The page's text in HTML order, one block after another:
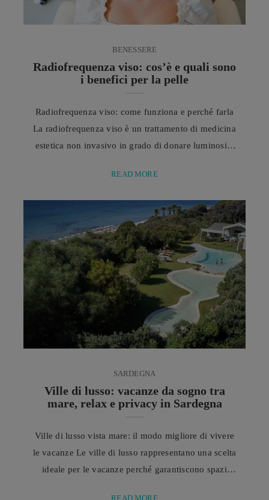
BENESSERE
Radiofrequenza viso: cos’è e quali sono
i benefici per la pelle
Radiofrequenza viso: come funziona e perché farla
La radiofrequenza viso è un trattamento di medicina
estetica non invasivo in grado di donare luminosità
linee sottili senza l’utilizzo di aghi o bisturi. Negli
come uno dei trattamenti di medicina estetica non
invasiva più apprezzati da chi ...
READ MORE
SARDEGNA
Ville di lusso: vacanze da sogno tra
mare, relax e privacy in Sardegna
Ville di lusso vista mare: il modo migliore di vivere
le vacanze Le ville di lusso rappresentano una scelta
ideale per le vacanze perché garantiscono spazi
READ MORE